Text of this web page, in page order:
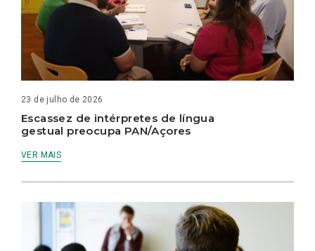
23 de julho de 2026
Escassez de intérpretes de língua
gestual preocupa PAN/Açores
VER MAIS